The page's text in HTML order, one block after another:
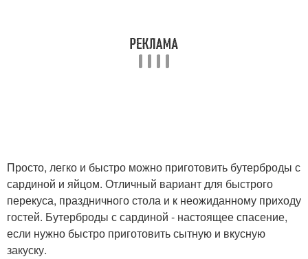
Просто, легко и быстро можно приготовить бутерброды с
сардиной и яйцом. Отличный вариант для быстрого
перекуса, праздничного стола и к неожиданному приходу
гостей. Бутерброды с сардиной - настоящее спасение,
если нужно быстро приготовить сытную и вкусную
закуску.